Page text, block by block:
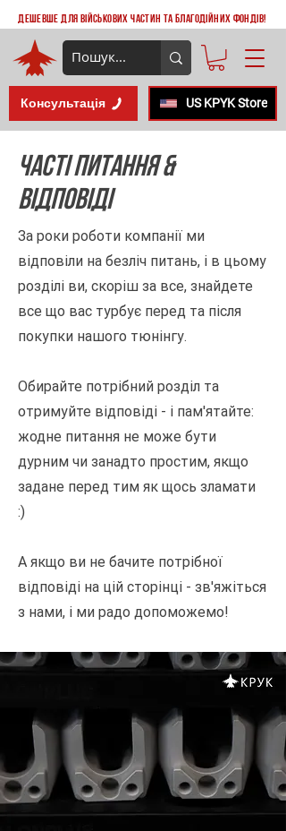
дешевше для військових частин та благодійних фондів!
Консультація US KPYK Store
Часті Питання &
відповіді
За роки роботи компанії ми
відповіли на безліч питань, і в цьому
розділі ви, скоріш за все, знайдете
все що вас турбує перед та після
покупки нашого тюнінгу.
Обирайте потрібний розділ та
отримуйте відповіді - і пам'ятайте:
жодне питання не може бути
дурним чи занадто простим, якщо
задане перед тим як щось зламати
:)
А якщо ви не бачите потрібної
відповіді на цій сторінці - зв'яжіться
з нами, і ми радо допоможемо!